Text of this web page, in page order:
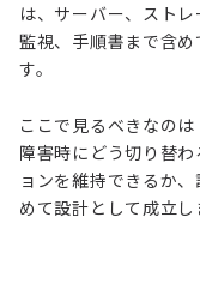
は、サーバー、スト
監視、手順書まで含
す。
ここで見るべきなの
障害時にどう切り替
ョンを維持できるか
めて設計として成立し